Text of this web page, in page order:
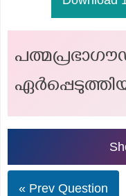
« Prev Question